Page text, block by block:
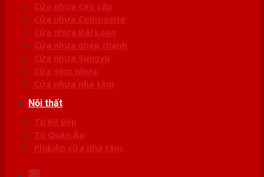
Cửa nhựa cao cấp
Cửa nhựa Composite
Cửa nhựa Đài Loan
Cửa nhựa ghép thanh
Cửa nhựa Sungyu
Cửa vòm nhựa
Cửa nhựa nhà tắm
Nội thất
Tủ Kệ Bếp
Tủ Quần Áo
Phụ kiện cửa nhà tắm